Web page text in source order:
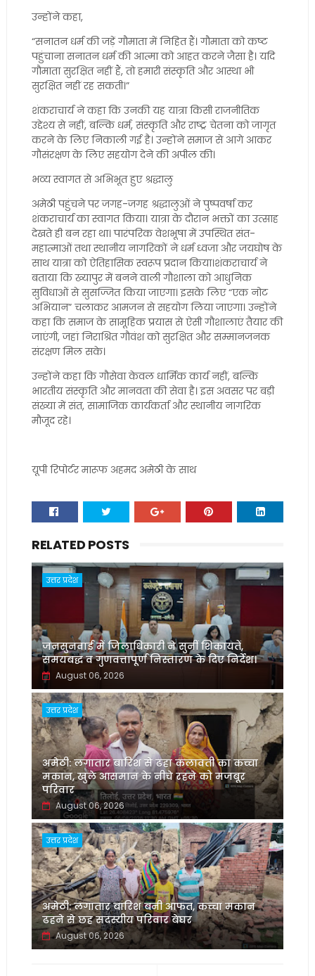
उन्होंने कहा,
“सनातन धर्म की जड़ें गौमाता में निहित हैं। गौमाता को कष्ट
पहुंचाना सनातन धर्म की आत्मा को आहत करने जैसा है। यदि
गौमाता सुरक्षित नहीं हैं, तो हमारी संस्कृति और आस्था भी
सुरक्षित नहीं रह सकती।”
शंकराचार्य ने कहा कि उनकी यह यात्रा किसी राजनीतिक
उद्देश्य से नहीं, बल्कि धर्म, संस्कृति और राष्ट्र चेतना को जागृत
करने के लिए निकाली गई है। उन्होंने समाज से आगे आकर
गौसंरक्षण के लिए सहयोग देने की अपील की।
भव्य स्वागत से अभिभूत हुए श्रद्धालु
अमेठी पहुंचने पर जगह-जगह श्रद्धालुओं ने पुष्पवर्षा कर
शंकराचार्य का स्वागत किया। यात्रा के दौरान भक्तों का उत्साह
देखते ही बन रहा था। पारंपरिक वेशभूषा में उपस्थित संत-
महात्माओं तथा स्थानीय नागरिकों ने धर्म ध्वजा और जयघोष के
साथ यात्रा को ऐतिहासिक स्वरूप प्रदान किया।शंकराचार्य ने
बताया कि ख्यापुर में बनने वाली गौशाला को आधुनिक
सुविधाओं से सुसज्जित किया जाएगा। इसके लिए “एक नोट
अभियान” चलाकर आमजन से सहयोग लिया जाएगा। उन्होंने
कहा कि समाज के सामूहिक प्रयास से ऐसी गौशालाएं तैयार की
जाएंगी, जहां निराश्रित गौवंश को सुरक्षित और सम्मानजनक
संरक्षण मिल सके।
उन्होंने कहा कि गौसेवा केवल धार्मिक कार्य नहीं, बल्कि
भारतीय संस्कृति और मानवता की सेवा है। इस अवसर पर बड़ी
संख्या में संत, सामाजिक कार्यकर्ता और स्थानीय नागरिक
मौजूद रहे।
यूपी रिपोर्टर मारूफ अहमद अमेठी के साथ
RELATED POSTS
उत्तर प्रदेश
जनसुनवाई में जिलाधिकारी ने सुनीं शिकायतें,
समयबद्ध व गुणवत्तापूर्ण निस्तारण के दिए निर्देश।
August 06, 2026
उत्तर प्रदेश
अमेठी: लगातार बारिश से ढहा कलावती का कच्चा
मकान, खुले आसमान के नीचे रहने को मजबूर
परिवार
August 06, 2026
उत्तर प्रदेश
अमेठी: लगातार बारिश बनी आफत, कच्चा मकान
ढहने से छह सदस्यीय परिवार बेघर
August 06, 2026